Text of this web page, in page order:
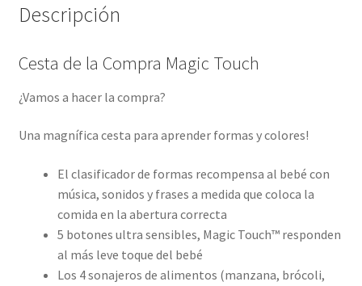
Descripción
Cesta de la Compra Magic Touch
¿Vamos a hacer la compra?
Una magnífica cesta para aprender formas y colores!
El clasificador de formas recompensa al bebé con
música, sonidos y frases a medida que coloca la
comida en la abertura correcta
5 botones ultra sensibles, Magic Touch™ responden
al más leve toque del bebé
Los 4 sonajeros de alimentos (manzana, brócoli,